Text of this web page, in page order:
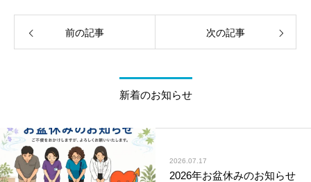
前の記事 次の記事
新着のお知らせ
2026.07.17
2026年お盆休みのお知らせ